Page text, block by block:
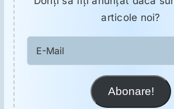
articole noi?
Mail
Abonare!